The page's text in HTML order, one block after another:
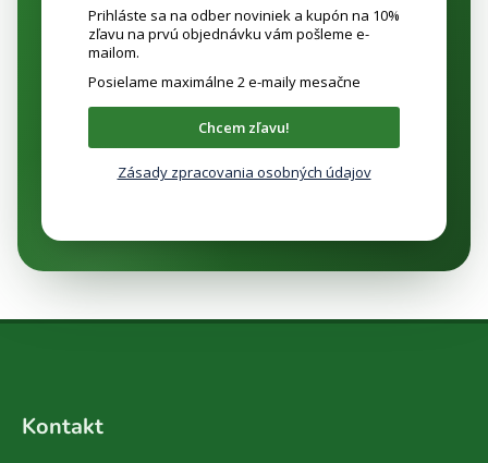
Prihláste sa na odber noviniek a kupón na 10%
zľavu na prvú objednávku vám pošleme e-
mailom.
Posielame maximálne 2 e-maily mesačne
Chcem zľavu!
Zásady zpracovania osobných údajov
Kontakt